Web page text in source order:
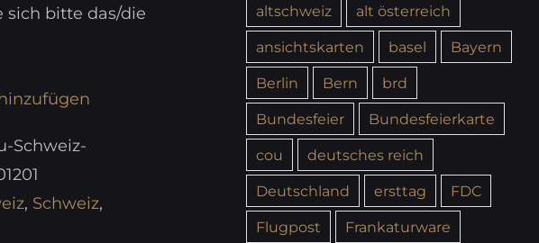
sich bitte das/die
Schweiz-
, Schweiz,
altschweiz
alt österreich
ansichtskarten
basel
Bayern
Berlin
Bern
brd
Bundesfeier
Bundesfeierkarte
cou
deutsches reich
Deutschland
ersttag
FDC
Flugpost
Frankaturware